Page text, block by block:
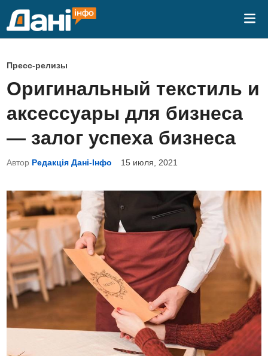
О
п
у
б
к
в
а
н
о
в
Пресс-релизы
Оригинальный текстиль и
аксессуары для бизнеса
— залог успеха бизнеса
Автор Редакція Дані-Інфо 15 июля, 2021